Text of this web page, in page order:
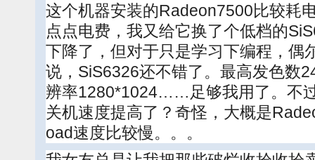
这个机器安装的Radeon7500比较耗
点点电费，我又给它换了个低档的
下降了，但对于只是学习下编程，偶
说，SiS6326还不错了。最高发色数
辨率1280*1024……足够我用了。不
关机速度提高了？奇怪，大概是
oad速度比较慢。。。